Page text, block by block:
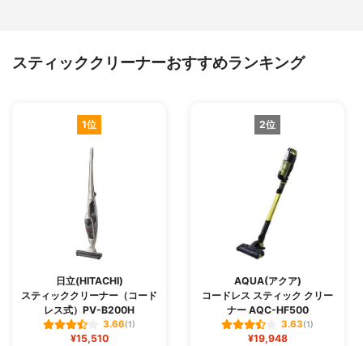
スティッククリーナーおすすめランキング
1位
日立(HITACHI)
スティッククリーナー（コード
レス式）PV-B200H
3.66(1)
¥15,510
2位
AQUA(アクア)
コードレス スティック クリー
ナー AQC-HF500
3.63(1)
¥19,948